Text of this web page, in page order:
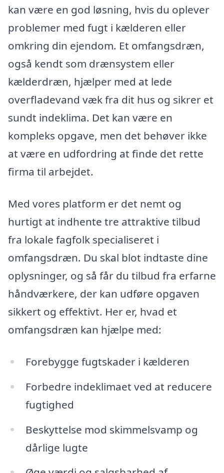
kan være en god løsning, hvis du oplever
problemer med fugt i kælderen eller
omkring din ejendom. Et omfangsdræn,
også kendt som drænsystem eller
kælderdræn, hjælper med at lede
overfladevand væk fra dit hus og sikrer et
sundt indeklima. Det kan være en
kompleks opgave, men det behøver ikke
at være en udfordring at finde det rette
firma til arbejdet.
Med vores platform er det nemt og
hurtigt at indhente tre attraktive tilbud
fra lokale fagfolk specialiseret i
omfangsdræn. Du skal blot indtaste dine
oplysninger, og så får du tilbud fra erfarne
håndværkere, der kan udføre opgaven
sikkert og effektivt. Her er, hvad et
omfangsdræn kan hjælpe med:
Forebygge fugtskader i kælderen
Forbedre indeklimaet ved at reducere
fugtighed
Beskyttelse mod skimmelsvamp og
dårlige lugte